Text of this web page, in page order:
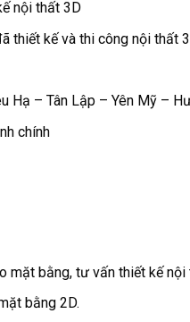
nội thất 3D
thiết kế và thi công nội thất
Hạ – Tân Lập – Yên Mỹ –
chính
mặt bằng, tư vấn thiết kế
bằng 2D.